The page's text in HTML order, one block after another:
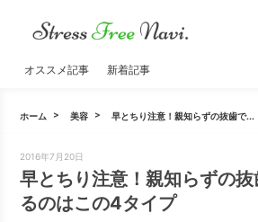
オススメ記事 新着記事
ホーム 美容 早とちり注意！親知らずの抜歯で...
2016年7月20日
早とちり注意！親知らずの
るのはこの4タイプ